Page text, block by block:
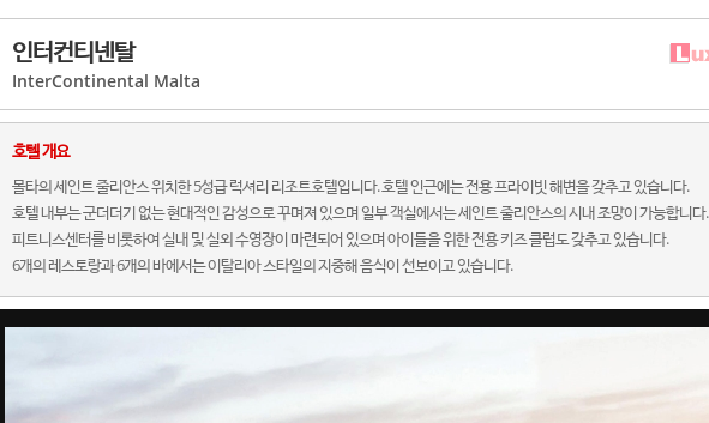
인터컨티넨탈
InterContinental Malta
호텔 개요
몰타의 세인트 줄리안스 위치한 5성급 럭셔리 리조트호텔입니다. 호텔 인근에는 전용 프라이빗 해변을 갖추고 있습니다.
호텔 내부는 군더더기 없는 현대적인 감성으로 꾸며져 있으며 일부 객실에서는 세인트 줄리안스의 시내 조망이 가능합니다.
피트니스센터를 비롯하여 실내 및 실외 수영장이 마련되어 있으며 아이들을 위한 전용 키즈 클럽도 갖추고 있습니다.
6개의 레스토랑과 6개의 바에서는 이탈리아 스타일의 지중해 음식이 선보이고 있습니다.